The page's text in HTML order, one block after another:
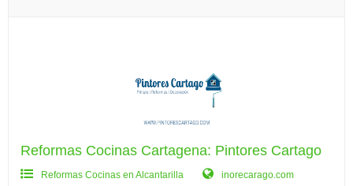
Reformas Cocinas Cartagena: Pintores Cartago
Reformas Cocinas en Alcantarilla inorecarago.com